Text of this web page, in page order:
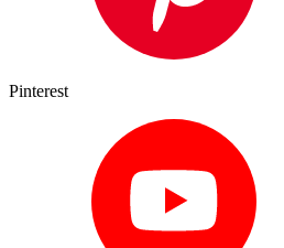
Pinterest